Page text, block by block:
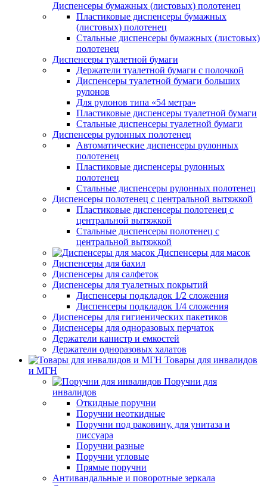
Диспенсеры бумажных (листовых) полотенец
Пластиковые диспенсеры бумажных
(листовых) полотенец
Стальные диспенсеры бумажных (листовых)
полотенец
Диспенсеры туалетной бумаги
Держатели туалетной бумаги с полочкой
Диспенсеры туалетной бумаги больших
рулонов
Для рулонов типа «54 метра»
Пластиковые диспенсеры туалетной бумаги
Стальные диспенсеры туалетной бумаги
Диспенсеры рулонных полотенец
Автоматические диспенсеры рулонных
полотенец
Пластиковые диспенсеры рулонных
полотенец
Стальные диспенсеры рулонных полотенец
Диспенсеры полотенец с центральной вытяжкой
Пластиковые диспенсеры полотенец с
центральной вытяжкой
Стальные диспенсеры полотенец с
центральной вытяжкой
Диспенсеры для масок
Диспенсеры для бахил
Диспенсеры для салфеток
Диспенсеры для туалетных покрытий
Диспенсеры подкладок 1/2 сложения
Диспенсеры подкладок 1/4 сложения
Диспенсеры для гигиенических пакетиков
Диспенсеры для одноразовых перчаток
Держатели канистр и емкостей
Держатели одноразовых халатов
Товары для инвалидов
и МГН
Поручни для
инвалидов
Откидные поручни
Поручни неоткидные
Поручни под раковину, для унитаза и
писсуара
Поручни разные
Поручни угловые
Прямые поручни
Антивандальные и поворотные зеркала